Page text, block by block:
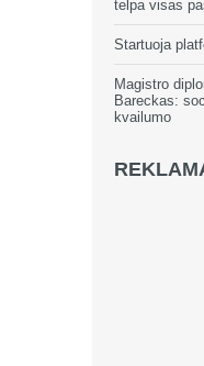
telpa visas
Startuoja
Magistro
Bareckas:
kvailumo